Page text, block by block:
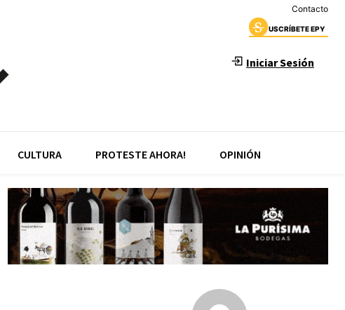
Contacto
USCRÍBETE EPY
Iniciar Sesión
CULTURA PROTESTE AHORA! OPINIÓN